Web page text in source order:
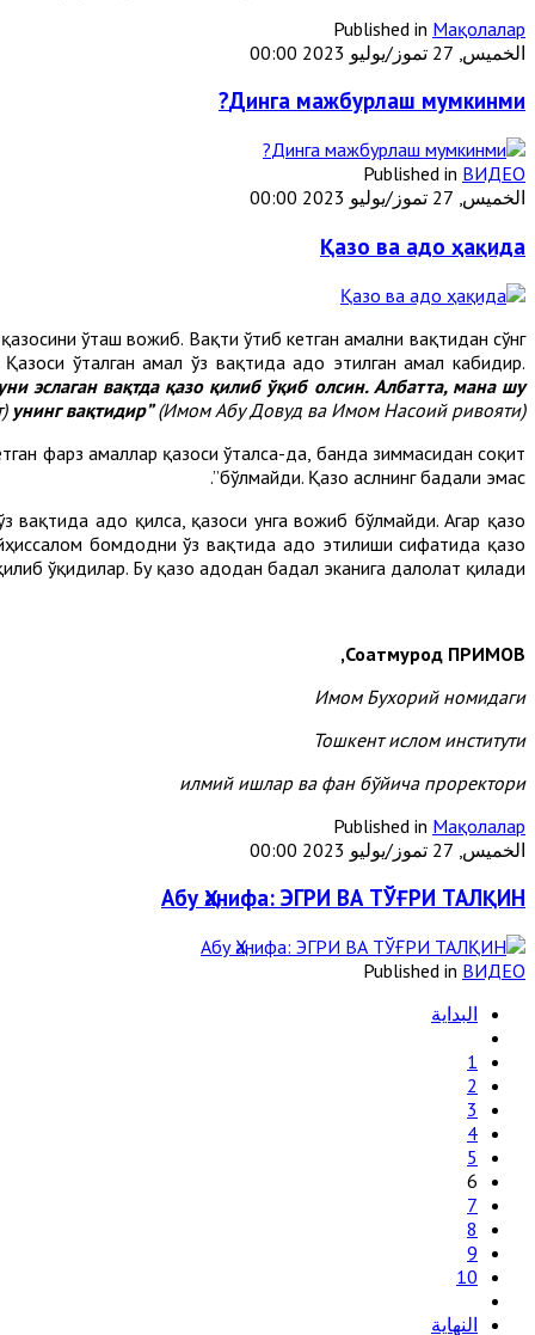
Published in Мақолалар
الخميس, 27 تموز/يوليو 2023 00:00
Динга мажбурлаш мумкинми?
Published in ВИДЕО
الخميس, 27 تموز/يوليو 2023 00:00
Қазо ва адо ҳақида
ўташ вожиб. Вақти ўтиб кетган амални вақтидан сўнг
ўталган амал ўз вақтида адо этилган амал кабидир.
эслаган вақтда қазо қилиб ўқиб олсин. Албатта, мана шу
унинг вақтидир” (Имом Абу Довуд ва Имом Насоий ривояти)
фарз амаллар қазоси ўталса-да, банда зиммасидан соқит
бўлмайди. Қазо аслнинг бадали эмас”.
вақтида адо қилса, қазоси унга вожиб бўлмайди. Агар қазо
бомдодни ўз вақтида адо этилиши сифатида қазо
ўқидилар. Бу қазо адодан бадал эканига далолат қилади.
Соатмурод ПРИМОВ,
Имом Бухорий номидаги
Тошкент ислом институти
илмий ишлар ва фан бўйича проректори
Published in Мақолалар
الخميس, 27 تموز/يوليو 2023 00:00
Абу Ҳанифа: ЭГРИ ВА ТЎҒРИ ТАЛҚИН
Published in ВИДЕО
البداية
1
2
3
4
5
6
7
8
9
10
النهاية